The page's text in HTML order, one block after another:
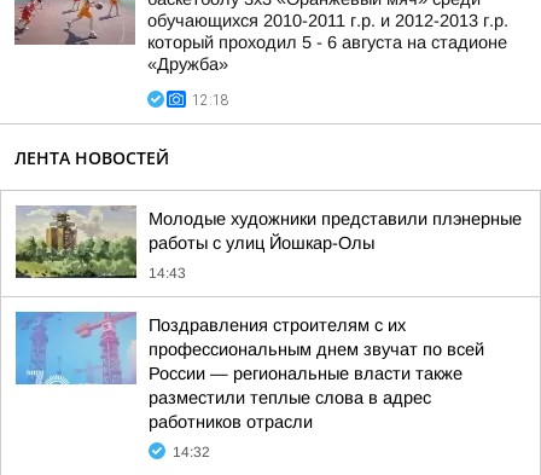
обучающихся 2010-2011 г.р. и 2012-2013 г.р.
который проходил 5 - 6 августа на стадионе
«Дружба»
12:18
ЛЕНТА НОВОСТЕЙ
Молодые художники представили плэнерные
работы с улиц Йошкар-Олы
14:43
Поздравления строителям с их
профессиональным днем звучат по всей
России — региональные власти также
разместили теплые слова в адрес
работников отрасли
14:32